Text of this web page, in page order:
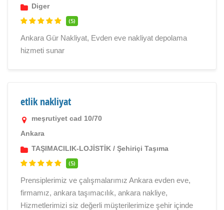
Diger
(5)
Ankara Gür Nakliyat, Evden eve nakliyat depolama
hizmeti sunar
etlik nakliyat
meşrutiyet cad 10/70
Ankara
TAŞIMACILIK-LOJİSTİK / Şehiriçi Taşıma
(5)
Prensiplerimiz ve çalışmalarımız Ankara evden eve,
firmamız, ankara taşımacılık, ankara nakliye,
Hizmetlerimizi siz değerli müşterilerimize şehir içinde